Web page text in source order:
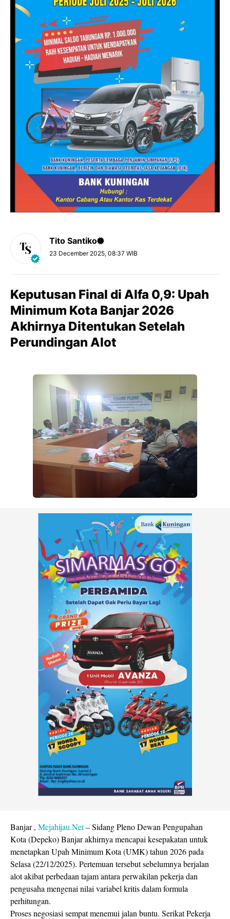
Tito Santiko
23 December 2025, 08:37 WIB
Keputusan Final di Alfa 0,9: Upah
Minimum Kota Banjar 2026
Akhirnya Ditentukan Setelah
Perundingan Alot
Banjar , Mejahijau.Net– Sidang Pleno Dewan Pengupahan
Kota (Depeko) Banjar akhirnya mencapai kesepakatan untuk
menetapkan Upah Minimum Kota (UMK) tahun 2026 pada
Selasa (22/12/2025). Pertemuan tersebut sebelumnya berjalan
alot akibat perbedaan tajam antara perwakilan pekerja dan
pengusaha mengenai nilai variabel kritis dalam formula
perhitungan.
Proses negosiasi sempat menemui jalan buntu. Serikat Pekerja